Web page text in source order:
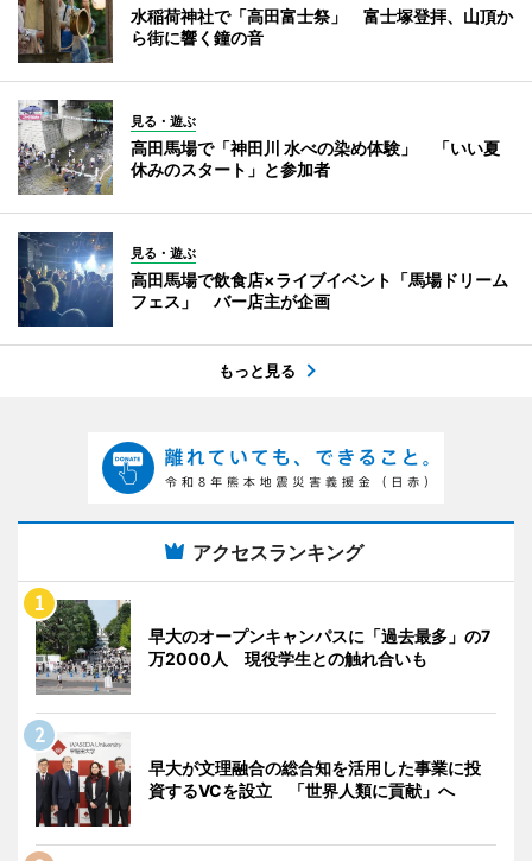
水稲荷神社で「高田富士祭」 富士塚登拝、山頂か
ら街に響く鐘の音
見る・遊ぶ
高田馬場で「神田川 水べの染め体験」 「いい夏
休みのスタート」と参加者
見る・遊ぶ
高田馬場で飲食店×ライブイベント「馬場ドリーム
フェス」 バー店主が企画
もっと見る
アクセスランキング
早大のオープンキャンパスに「過去最多」の7
万2000人 現役学生との触れ合いも
早大が文理融合の総合知を活用した事業に投
資するVCを設立 「世界人類に貢献」へ